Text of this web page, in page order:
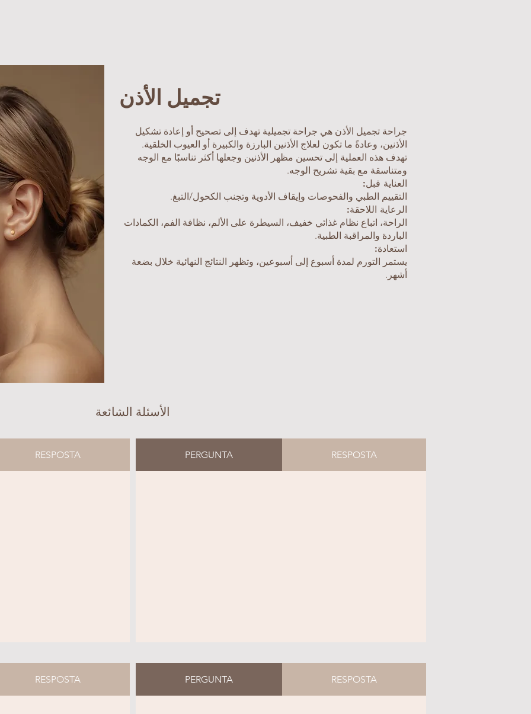
تجميل الأذن
جراحة تجميل الأذن هي جراحة تجميلية تهدف إلى تصحيح أو إعادة تشكيل
الأذنين، وعادةً ما تكون لعلاج الأذنين البارزة والكبيرة أو العيوب الخلقية.
تهدف هذه العملية إلى تحسين مظهر الأذنين وجعلها أكثر تناسبًا مع الوجه
ومتناسقة مع بقية تشريح الوجه.
العناية قبل:
التقييم الطبي والفحوصات وإيقاف الأدوية وتجنب الكحول/التبغ.
الرعاية اللاحقة:
الراحة، اتباع نظام غذائي خفيف، السيطرة على الألم، نظافة الفم، الكمادات
الباردة والمراقبة الطبية.
استعادة:
يستمر التورم لمدة أسبوع إلى أسبوعين، وتظهر النتائج النهائية خلال بضعة
أشهر.
الأسئلة الشائعة
RESPOSTA PERGUNTA RESPOSTA
RESPOSTA PERGUNTA RESPOSTA